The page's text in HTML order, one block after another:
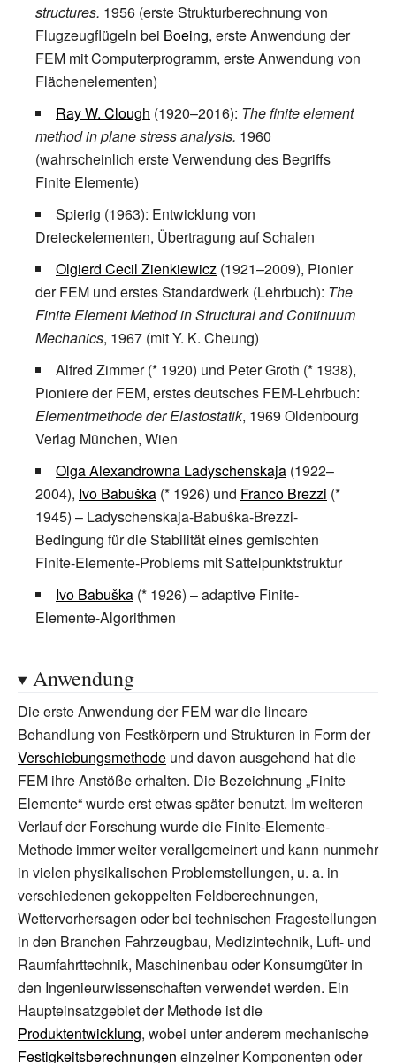
structures. 1956 (erste Strukturberechnung von
Flugzeugflügeln bei Boeing, erste Anwendung der
FEM mit Computerprogramm, erste Anwendung von
Flächenelementen)
Ray W. Clough (1920–2016): The finite element
method in plane stress analysis. 1960
(wahrscheinlich erste Verwendung des Begriffs
Finite Elemente)
Spierig (1963): Entwicklung von
Dreieckelementen, Übertragung auf Schalen
Olgierd Cecil Zienkiewicz (1921–2009), Pionier
der FEM und erstes Standardwerk (Lehrbuch): The
Finite Element Method in Structural and Continuum
Mechanics, 1967 (mit Y. K. Cheung)
Alfred Zimmer(* 1920) und Peter Groth (* 1938),
Pioniere der FEM, erstes deutsches FEM-Lehrbuch:
Elementmethode der Elastostatik, 1969 Oldenbourg
Verlag München, Wien
Olga Alexandrowna Ladyschenskaja (1922–
2004), Ivo Babuška (* 1926) und Franco Brezzi (*
1945) – Ladyschenskaja-Babuška-Brezzi-
Bedingung für die Stabilität eines gemischten
Finite-Elemente-Problems mit Sattelpunktstruktur
Ivo Babuška (* 1926) – adaptive Finite-
Elemente-Algorithmen
Anwendung
Die erste Anwendung der FEM war die lineare
Behandlung von Festkörpern und Strukturen in Form der
Verschiebungsmethode und davon ausgehend hat die
FEM ihre Anstöße erhalten. Die Bezeichnung „Finite
Elemente“ wurde erst etwas später benutzt. Im weiteren
Verlauf der Forschung wurde die Finite-Elemente-
Methode immer weiter verallgemeinert und kann nunmehr
in vielen physikalischen Problemstellungen, u. a. in
verschiedenen gekoppelten Feldberechnungen,
Wettervorhersagen oder bei technischen Fragestellungen
in den Branchen Fahrzeugbau, Medizintechnik, Luft- und
Raumfahrttechnik, Maschinenbau oder Konsumgüter in
den Ingenieurwissenschaften verwendet werden. Ein
Haupteinsatzgebiet der Methode ist die
Produktentwicklung, wobei unter anderem mechanische
Festigkeitsberechnungen einzelner Komponenten oder